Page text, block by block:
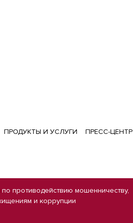
ПРОДУКТЫ И УСЛУГИ ПРЕСС-ЦЕНТР
по противодействию мошенничеству,
и коррупции